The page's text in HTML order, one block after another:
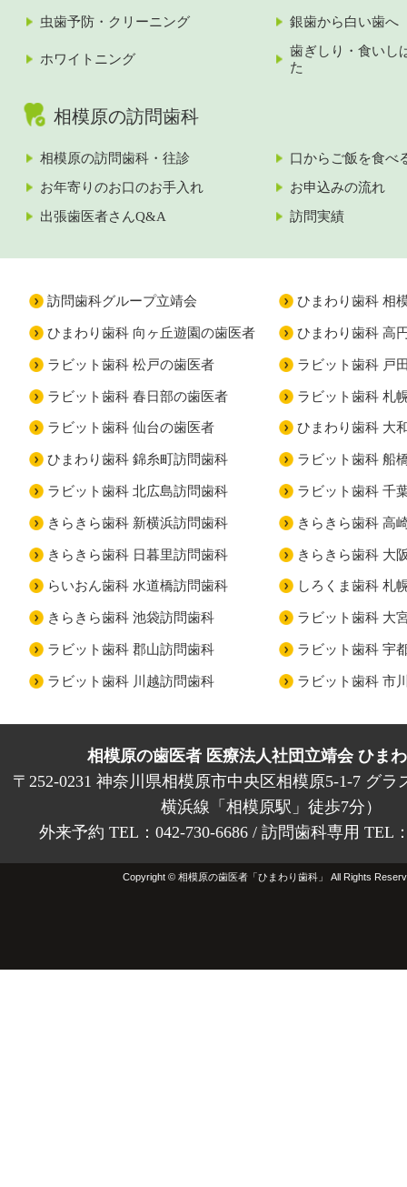
虫歯予防・クリーニング 銀歯から白い歯へ
ホワイトニング
歯ぎしり・食いし
た
相模原の訪問歯科
相模原の訪問歯科・往診
口からご飯を食べ
お年寄りのお口のお手入れ
お申込みの流れ
出張歯医者さんQ&A
訪問実績
訪問歯科グループ立靖会 ひまわり歯科 相
ひまわり歯科 向ヶ丘遊園の歯医者 ひまわり歯科 高
ラビット歯科 松戸の歯医者 ラビット歯科 戸
ラビット歯科 春日部の歯医者 ラビット歯科 札
ラビット歯科 仙台の歯医者 ひまわり歯科 大
ひまわり歯科 錦糸町訪問歯科 ラビット歯科 船
ラビット歯科 北広島訪問歯科 ラビット歯科 千
きらきら歯科 新横浜訪問歯科 きらきら歯科 高
きらきら歯科 日暮里訪問歯科 きらきら歯科 大
らいおん歯科 水道橋訪問歯科 しろくま歯科 札
きらきら歯科 池袋訪問歯科 ラビット歯科 大
ラビット歯科 郡山訪問歯科 ラビット歯科 宇
ラビット歯科 川越訪問歯科 ラビット歯科 市
相模原の歯医者 医療法人社団立靖会 ひま
〒252-0231 神奈川県相模原市中央区相模原5-1-7 グラ
横浜線「相模原駅」徒歩7分）
外来予約 TEL：042-730-6686 / 訪問歯科専用 TEL
Copyright © 相模原の歯医者「ひまわり歯科」 All Rights